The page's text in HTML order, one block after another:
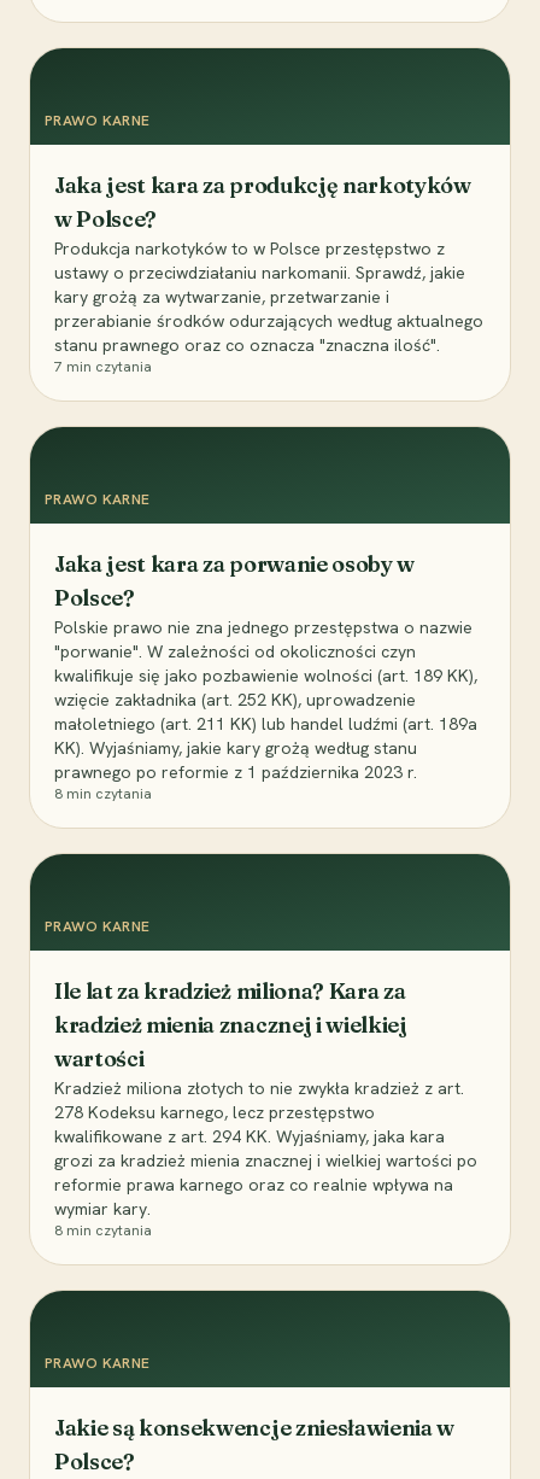
PRAWO KARNE
Jaka jest kara za produkcję narkotyków
w Polsce?
Produkcja narkotyków to w Polsce przestępstwo z
ustawy o przeciwdziałaniu narkomanii. Sprawdź, jakie
kary grożą za wytwarzanie, przetwarzanie i
przerabianie środków odurzających według aktualnego
stanu prawnego oraz co oznacza "znaczna ilość".
7 min czytania
PRAWO KARNE
Jaka jest kara za porwanie osoby w
Polsce?
Polskie prawo nie zna jednego przestępstwa o nazwie
"porwanie". W zależności od okoliczności czyn
kwalifikuje się jako pozbawienie wolności (art. 189 KK),
wzięcie zakładnika (art. 252 KK), uprowadzenie
małoletniego (art. 211 KK) lub handel ludźmi (art. 189a
KK). Wyjaśniamy, jakie kary grożą według stanu
prawnego po reformie z 1 października 2023 r.
8 min czytania
PRAWO KARNE
Ile lat za kradzież miliona? Kara za
kradzież mienia znacznej i wielkiej
wartości
Kradzież miliona złotych to nie zwykła kradzież z art.
278 Kodeksu karnego, lecz przestępstwo
kwalifikowane z art. 294 KK. Wyjaśniamy, jaka kara
grozi za kradzież mienia znacznej i wielkiej wartości po
reformie prawa karnego oraz co realnie wpływa na
wymiar kary.
8 min czytania
PRAWO KARNE
Jakie są konsekwencje zniesławienia w
Polsce?